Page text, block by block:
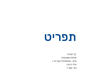
תפריט
דף הבית >
אודות הסוכנות >
בלוג - מביטוחית לעברית >
מדריכים >
צור קשר >